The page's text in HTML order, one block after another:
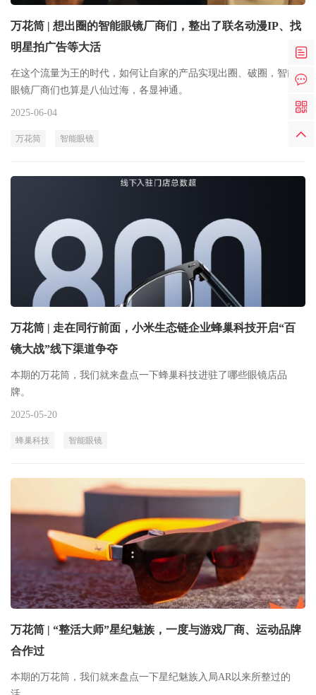
万花筒 | 想出圈的智能眼镜厂商们，整出了联名动漫IP、找
明星拍广告等大活
在这个流量为王的时代，如何让自家的产品实现出圈、破圈，智能
眼镜厂商们也算是八仙过海，各显神通。
2025-06-04
万花筒 智能眼镜
万花筒 | 走在同行前面，小米生态链企业蜂巢科技开启“百
镜大战”线下渠道争夺
本期的万花筒，我们就来盘点一下蜂巢科技进驻了哪些眼镜店品
牌。
2025-05-20
蜂巢科技 智能眼镜
万花筒 | “整活大师”星纪魅族，一度与游戏厂商、运动品牌
合作过
本期的万花筒，我们就来盘点一下星纪魅族入局AR以来所整过的